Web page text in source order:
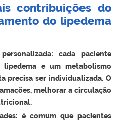
contribuições do
do lipedema
cada paciente
e um metabolismo
precisa ser individualizada. O
melhorar a circulação
é comum que pacientes